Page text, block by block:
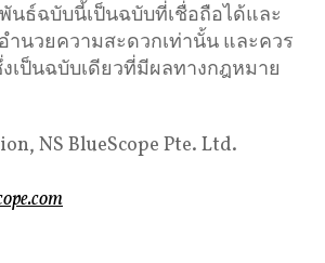
ธ์ฉบับนี้เป็นฉบับที่เชื่อถือได้และ
นวยความสะดวกเท่านั้น และควร
เป็นฉบับเดียวที่มีผลทางกฎหมาย
NS BlueScope Pte. Ltd.